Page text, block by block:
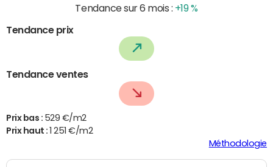
Tendance sur 6 mois : +19 %
Tendance prix
Tendance ventes
Prix bas : 529 €/m2
Prix haut :
1 251 €/m2
Méthodologie